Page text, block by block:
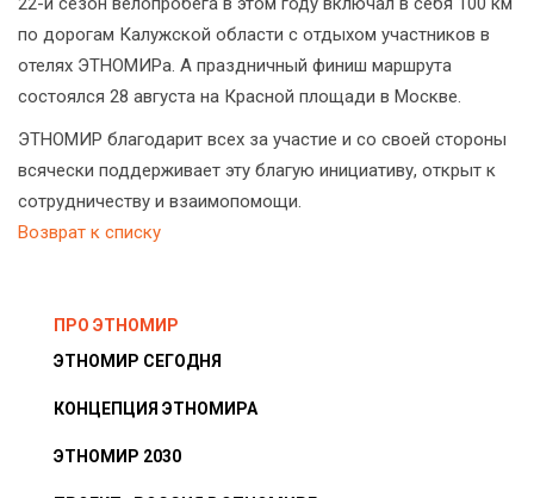
по дорогам Калужской области с отдыхом участников в
отелях ЭТНОМИРа. А праздничный финиш маршрута
состоялся 28 августа на Красной площади в Москве.
ЭТНОМИР благодарит всех за участие и со своей стороны
всячески поддерживает эту благую инициативу, открыт к
сотрудничеству и взаимопомощи.
Возврат к списку
ПРО ЭТНОМИР
ЭТНОМИР СЕГОДНЯ
КОНЦЕПЦИЯ ЭТНОМИРА
ЭТНОМИР 2030